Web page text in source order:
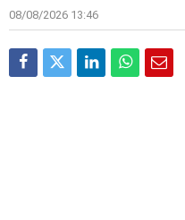
08/08/2026 13:46